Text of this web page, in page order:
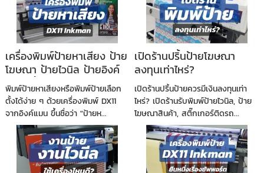
เครื่องพิมพ์ป้ายหาเสียง ป้าย
โฆษณา ป้ายไวนิล ป้ายอิงค์
เจ็ท ปริ้นป้ายราคาถูก เลือก
DX11 จาก Inkman
พิมพ์ป้ายหาเสียงหรือพิมพ์ป้ายเลือก
ตั้งได้ง่าย ๆ ด้วยเครื่องพิมพ์ DX11
จากอิงค์แมน ขึ้นชื่อว่า "ป้ายห...
เปิดร้านปริ้นป้ายโฆษณา
ลงทุนเท่าไหร่?
เปิดร้านปริ้นป้ายควรมีเงินลงทุนเท่า
ไหร่? เปิดร้านรับพิมพ์ป้ายไวนิล, ป้าย
โฆษณาสินค้า, สติ๊กเกอร์ติดรถ...